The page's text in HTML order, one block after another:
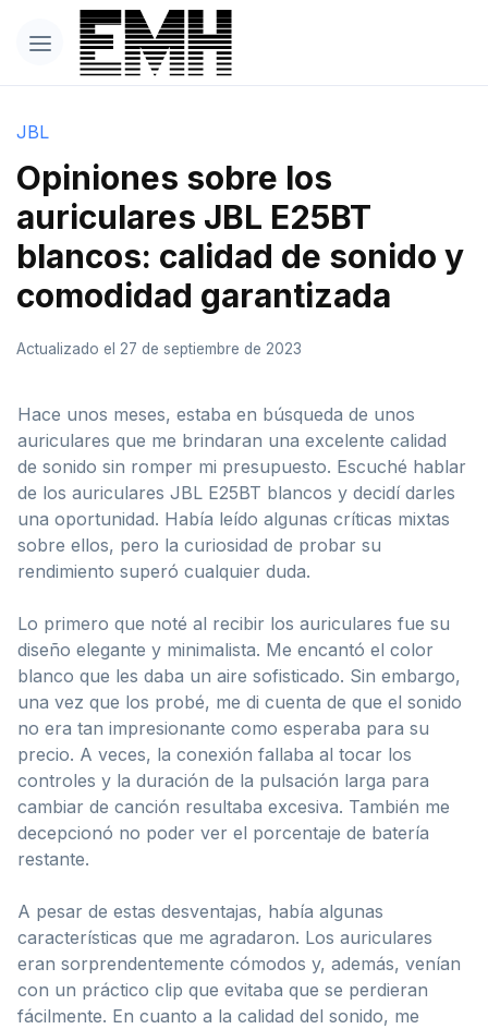
JBL
Opiniones sobre los
auriculares JBL E25BT
blancos: calidad de sonido y
comodidad garantizada
Actualizado el 27 de septiembre de 2023
Hace unos meses, estaba en búsqueda de unos
auriculares que me brindaran una excelente calidad
de sonido sin romper mi presupuesto. Escuché hablar
de los auriculares JBL E25BT blancos y decidí darles
una oportunidad. Había leído algunas críticas mixtas
sobre ellos, pero la curiosidad de probar su
rendimiento superó cualquier duda.
Lo primero que noté al recibir los auriculares fue su
diseño elegante y minimalista. Me encantó el color
blanco que les daba un aire sofisticado. Sin embargo,
una vez que los probé, me di cuenta de que el sonido
no era tan impresionante como esperaba para su
precio. A veces, la conexión fallaba al tocar los
controles y la duración de la pulsación larga para
cambiar de canción resultaba excesiva. También me
decepcionó no poder ver el porcentaje de batería
restante.
A pesar de estas desventajas, había algunas
características que me agradaron. Los auriculares
eran sorprendentemente cómodos y, además, venían
con un práctico clip que evitaba que se perdieran
fácilmente. En cuanto a la calidad del sonido, me